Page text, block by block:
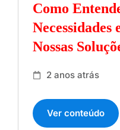
Como
Necessidades
Nossas
2 anos atrás
Ver conteúdo